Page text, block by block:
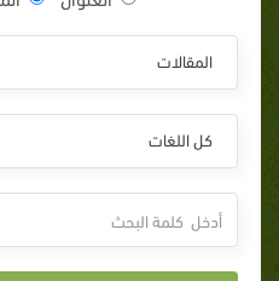
المقالات
كل اللغات